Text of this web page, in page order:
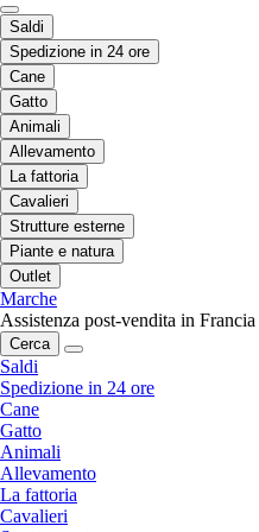
Saldi
Spedizione in 24 ore
Cane
Gatto
Animali
Allevamento
La fattoria
Cavalieri
Strutture esterne
Piante e natura
Outlet
Marche
Assistenza post-vendita in Francia
Cerca
Saldi
Spedizione in 24 ore
Cane
Gatto
Animali
Allevamento
La fattoria
Cavalieri